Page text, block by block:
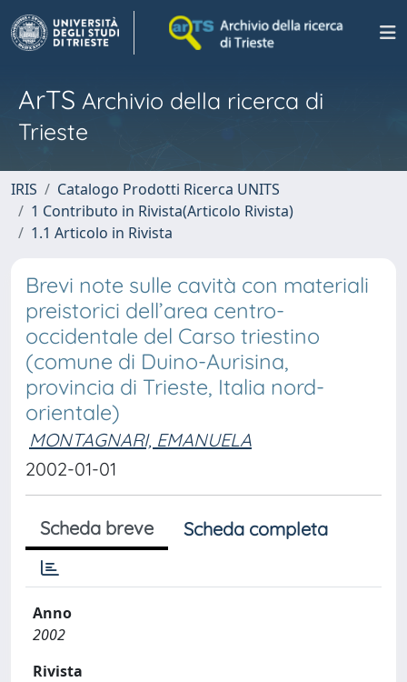
ArTS Archivio della ricerca di
Trieste
IRIS
Catalogo Prodotti Ricerca UNITS
1 Contributo in Rivista(Articolo Rivista)
1.1 Articolo in Rivista
Brevi note sulle cavità con materiali
preistorici dell’area centro-
occidentale del Carso triestino
(comune di Duino-Aurisina,
provincia di Trieste, Italia nord-
orientale)
MONTAGNARI, EMANUELA
2002-01-01
Scheda breve Scheda completa
Anno
2002
Rivista